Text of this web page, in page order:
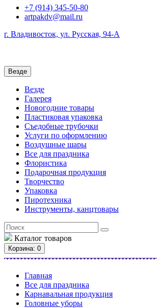
+7 (914) 345-50-80
artpakdv@mail.ru
г. Владивосток, ул. Русская, 94-А
Везде
Везде
Галерея
Новогодние товары
Пластиковая упаковка
Съедобные трубочки
Услуги по оформлению
Воздушные шары
Все для праздника
Флористика
Подарочная продукция
Творчество
Упаковка
Пиротехника
Инструменты, канцтовары
Каталог товаров
Корзина: 0
Главная
Все для праздника
Карнавальная продукция
Головные уборы